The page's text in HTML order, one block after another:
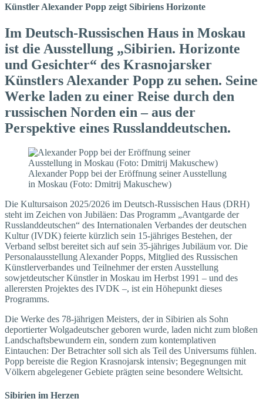
Künstler Alexander Popp zeigt Sibiriens Horizonte
Im Deutsch-Russischen Haus in Moskau
ist die Ausstellung „Sibirien. Horizonte
und Gesichter“ des Krasnojarsker
Künstlers Alexander Popp zu sehen. Seine
Werke laden zu einer Reise durch den
russischen Norden ein – aus der
Perspektive eines Russlanddeutschen.
Alexander Popp bei der Eröffnung seiner Ausstellung
in Moskau (Foto: Dmitrij Makuschew)
Die Kultursaison 2025/2026 im Deutsch-Russischen Haus (DRH)
steht im Zeichen von Jubiläen: Das Programm „Avantgarde der
Russlanddeutschen“ des Internationalen Verbandes der deutschen
Kultur (IVDK) feierte kürzlich sein 15-jähriges Bestehen, der
Verband selbst bereitet sich auf sein 35-jähriges Jubiläum vor. Die
Personalausstellung Alexander Popps, Mitglied des Russischen
Künstlerverbandes und Teilnehmer der ersten Ausstellung
sowjetdeutscher Künstler in Moskau im Herbst 1991 – und des
allerersten Projektes des IVDK –, ist ein Höhepunkt dieses
Programms.
Die Werke des 78-jährigen Meisters, der in Sibirien als Sohn
deportierter Wolgadeutscher geboren wurde, laden nicht zum bloßen
Landschaftsbewundern ein, sondern zum kontemplativen
Eintauchen: Der Betrachter soll sich als Teil des Universums fühlen.
Popp bereiste die Region Krasnojarsk intensiv; Begegnungen mit
Völkern abgelegener Gebiete prägten seine besondere Weltsicht.
Sibirien im Herzen